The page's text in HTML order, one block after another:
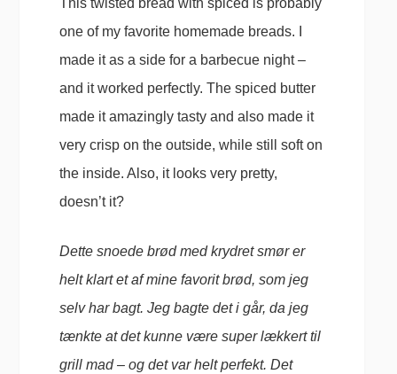
This twisted bread with spiced is probably
one of my favorite homemade breads. I
made it as a side for a barbecue night –
and it worked perfectly. The spiced butter
made it amazingly tasty and also made it
very crisp on the outside, while still soft on
the inside. Also, it looks very pretty,
doesn’t it?
Dette snoede brød med krydret smør er
helt klart et af mine favorit brød, som jeg
selv har bagt. Jeg bagte det i går, da jeg
tænkte at det kunne være super lækkert til
grill mad – og det var helt perfekt. Det